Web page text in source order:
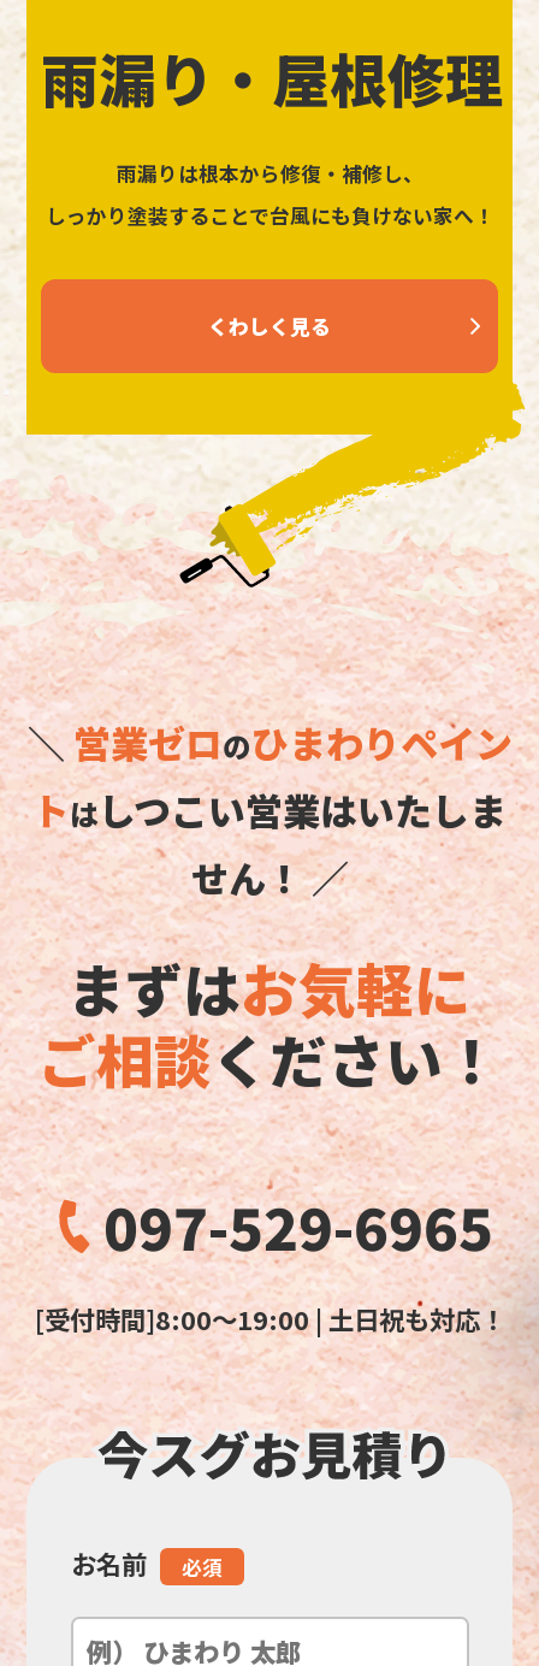
雨漏り・屋根修理
雨漏りは根本から修復・補修し、
しっかり塗装することで台風にも負けない家へ！
くわしく見る
＼営業ゼロのひまわりペイン
トはしつこい営業はいたしま
せん！ ／
まずはお気軽に
ご相談ください！
097-529-6965
[受付時間]8:00～19:00 | 土日祝も対応！
こ
の
お名前 必須